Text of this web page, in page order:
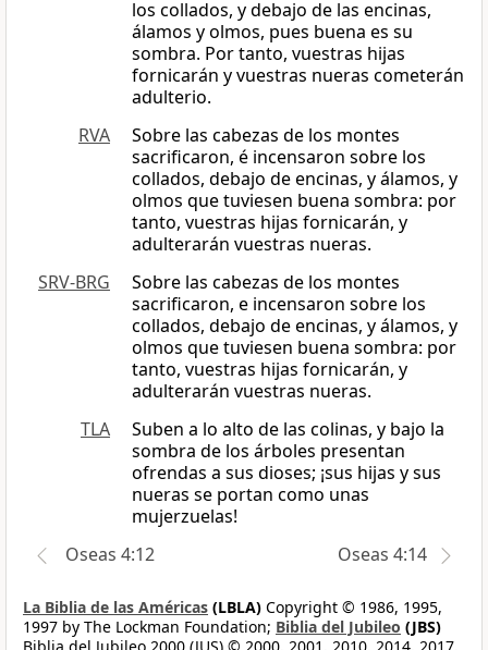
los collados, y debajo de las encinas,
álamos y olmos, pues buena es su
sombra. Por tanto, vuestras hijas
fornicarán y vuestras nueras cometerán
adulterio.
RVA
Sobre las cabezas de los montes
sacrificaron, é incensaron sobre los
collados, debajo de encinas, y álamos, y
olmos que tuviesen buena sombra: por
tanto, vuestras hijas fornicarán, y
adulterarán vuestras nueras.
SRV-BRG
Sobre las cabezas de los montes
sacrificaron, e incensaron sobre los
collados, debajo de encinas, y álamos, y
olmos que tuviesen buena sombra: por
tanto, vuestras hijas fornicarán, y
adulterarán vuestras nueras.
TLA
Suben a lo alto de las colinas, y bajo la
sombra de los árboles presentan
ofrendas a sus dioses; ¡sus hijas y sus
nueras se portan como unas
mujerzuelas!
Oseas 4:12
Oseas 4:14
La Biblia de las Américas (LBLA) Copyright © 1986, 1995,
1997 by The Lockman Foundation; Biblia del Jubileo (JBS)